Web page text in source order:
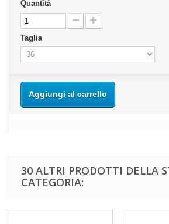
Quantità
Taglia
Aggiungi al carrello
30 ALTRI PRODOTTI DELLA
CATEGORIA: